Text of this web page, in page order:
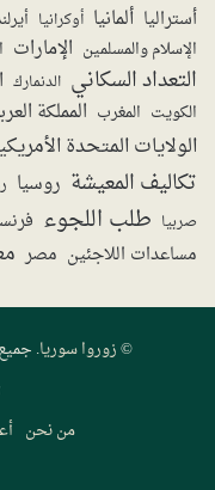
أستراليا ألمانيا أوكرانيا
الإسلام والمسلمين الإمارات
التعداد السكاني الدنمارك
الكويت المغرب المملكة
الولايات المتحدة
تكاليف المعيشة روسيا
صربيا طلب اللجوء
مساعدات اللاجئين مصر
©زوروا سوريا.
من نحن